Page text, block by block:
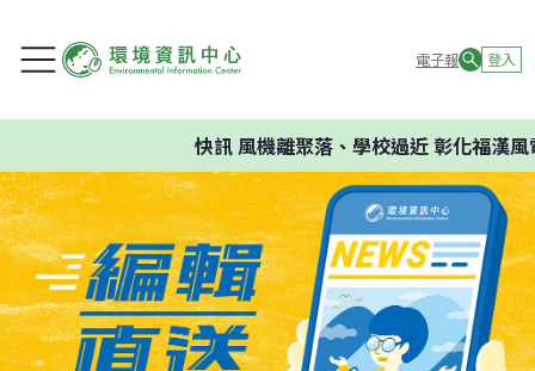
電子報 登入
快訊風機離聚落、學校過近 彰化福漢風